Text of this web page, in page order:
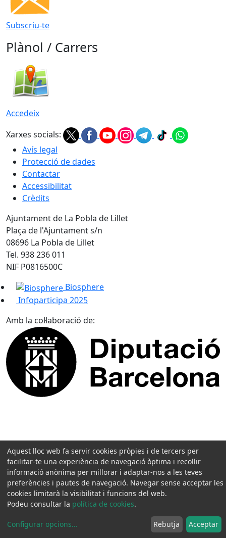
Subscriu-te
Plànol / Carrers
Accedeix
Xarxes socials:
Avís legal
Protecció de dades
Contactar
Accessibilitat
Crèdits
Ajuntament de La Pobla de Lillet
Plaça de l'Ajuntament s/n
08696 La Pobla de Lillet
Tel. 938 236 011
NIF P0816500C
Biosphere
Infoparticipa 2025
Amb la col·laboració de:
Aquest lloc web fa servir cookies pròpies i de tercers per
facilitar-te una experiència de navegació òptima i recollir
informació anònima per millorar i adaptar-nos a les teves
preferències i pautes de navegació. Navegar sense acceptar les
cookies limitarà la visibilitat i funcions del web.
Podeu consultar la política de cookies.
Configurar opcions... Rebutja Acceptar